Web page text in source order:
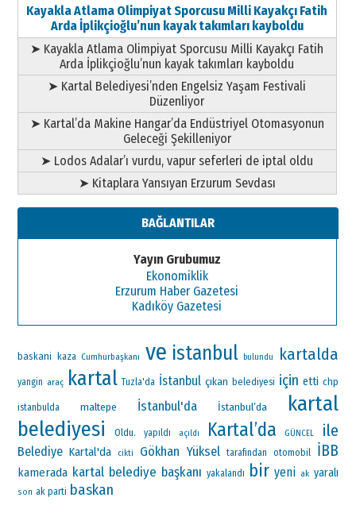
Kayakla Atlama Olimpiyat Sporcusu Milli Kayakçı Fatih
Arda İplikçioğlu’nun kayak takımları kayboldu
➤ Kayakla Atlama Olimpiyat Sporcusu Milli Kayakçı Fatih
Arda İplikçioğlu’nun kayak takımları kayboldu
➤ Kartal Belediyesi’nden Engelsiz Yaşam Festivali
Düzenliyor
➤ Kartal’da Makine Hangar’da Endüstriyel Otomasyonun
Geleceği Şekilleniyor
➤ Lodos Adalar’ı vurdu, vapur seferleri de iptal oldu
➤ Kitaplara Yansıyan Erzurum Sevdası
BAĞLANTILAR
Yayın Grubumuz
Ekonomiklik
Erzurum Haber Gazetesi
Kadıköy Gazetesi
baskani kaza Cumhurbaşkanı ve istanbul bulundu kartalda
yangin araç kartal Tuzla'da İstanbul çıkan belediyesi için etti chp
istanbulda maltepe İstanbul'da İstanbul’da
kartal
belediyesi
Oldu. yapıldı açıldı Kartal’da GÜNCEL ile
Belediye Kartal'da cikti Gökhan Yüksel tarafından otomobil İBB
kamerada kartal belediye başkanı yakalandı bir yeni ak yaralı
son ak parti baskan